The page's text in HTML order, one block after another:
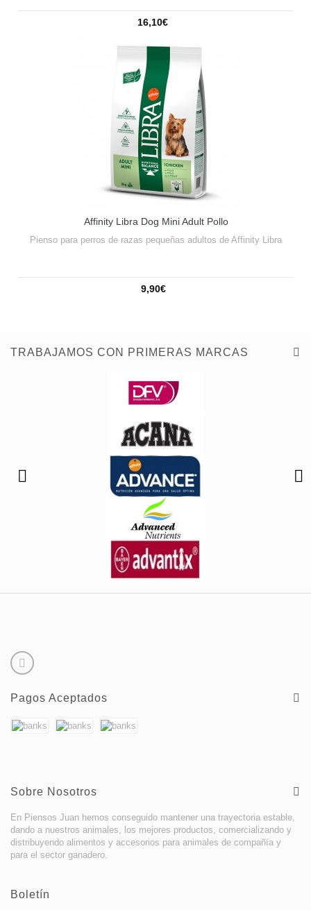
16,10€
Affinity Libra Dog Mini Adult Pollo
Pienso para perros de razas pequeñas adultos de Affinity Libra
9,90€
TRABAJAMOS CON PRIMERAS MARCAS
Pagos Aceptados
Sobre Nosotros
En Piensos Juan hemos conseguido mantener una trayectoria estable,
dando a nuestros animales, los mejores productos, comercializando y
distribuyendo alimentos y accesorios para animales de compañía y
para el sector ganadero.
Boletín